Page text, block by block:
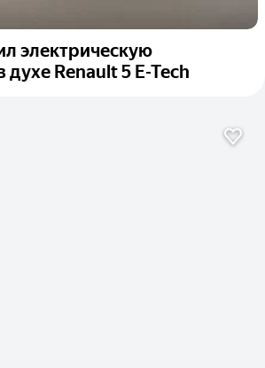
электрическую
духе Renault 5 E-Tech